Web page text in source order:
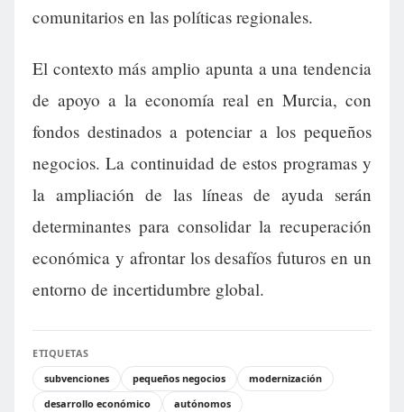
comunitarios en las políticas regionales.
El contexto más amplio apunta a una tendencia
de apoyo a la economía real en Murcia, con
fondos destinados a potenciar a los pequeños
negocios. La continuidad de estos programas y
la ampliación de las líneas de ayuda serán
determinantes para consolidar la recuperación
económica y afrontar los desafíos futuros en un
entorno de incertidumbre global.
ETIQUETAS
subvenciones
pequeños negocios
modernización
desarrollo económico
autónomos